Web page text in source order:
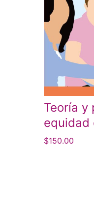
Teoría y
equidad
$150.00